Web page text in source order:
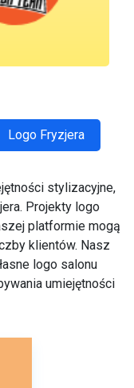
Logo Fryzjera
stylizacyjne,
Projekty logo
platformie mogą
klientów. Nasz
logo salonu
umiejętności